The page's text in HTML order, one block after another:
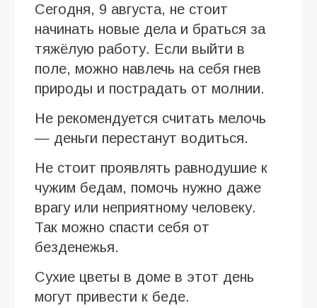
Сегодня, 9 августа, не стоит
начинать новые дела и браться за
тяжёлую работу. Если выйти в
поле, можно навлечь на себя гнев
природы и пострадать от молнии.
Не рекомендуется считать мелочь
— деньги перестанут водиться.
Не стоит проявлять равнодушие к
чужим бедам, помочь нужно даже
врагу или неприятному человеку.
Так можно спасти себя от
безденежья.
Сухие цветы в доме в этот день
могут привести к беде.